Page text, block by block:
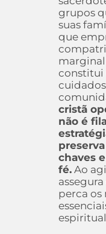
grupos
suas
que
constitui
cristã
não é
chaves
fé. Ao
perca